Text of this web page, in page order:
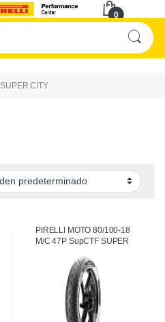
0
SUPER CITY
PIRELLI MOTO 80/100-18
M/C 47P SupCTF SUPER